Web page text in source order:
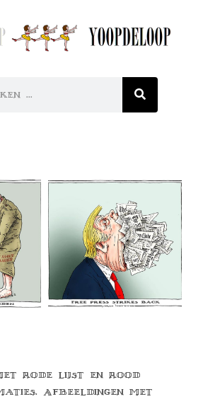
rode lijst en rood
Afbeeldingen met